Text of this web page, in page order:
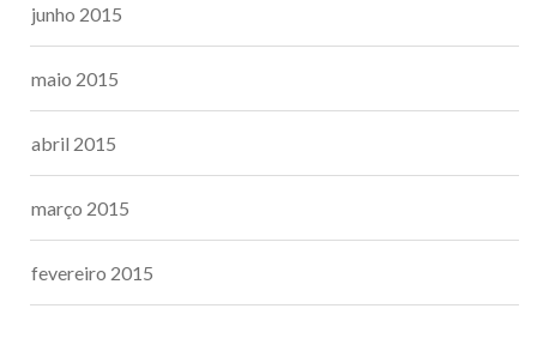
junho 2015
maio 2015
abril 2015
março 2015
fevereiro 2015